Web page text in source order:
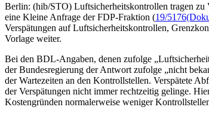
Berlin: (hib/STO) Luftsicherheitskontrollen tragen zu
eine Kleine Anfrage der FDP-Fraktion (19/5176
Verspätungen auf Luftsicherheitskontrollen,
Vorlage weiter.
Bei den BDL-Angaben, denen zufolge
der Bundesregierung der Antwort zufolge „nicht
der Wartezeiten an den Kontrollstellen. Verspätete
der Verspätungen nicht immer rechtzeitig gelinge.
Kostengründen normalerweise weniger